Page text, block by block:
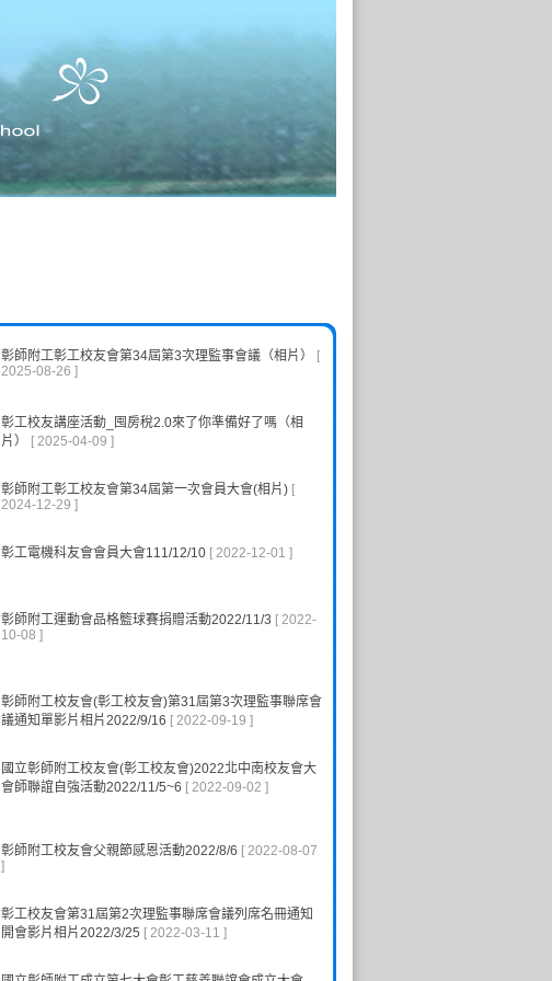
彰師附工彰工校友會第34屆第3次理監事會議（相片）
[
2025-08-26 ]
彰工校友講座活動_囤房稅2.0來了你準備好了嗎（相
片）
[ 2025-04-09 ]
彰師附工彰工校友會第34屆第一次會員大會(相片) [
2024-12-29 ]
彰工電機科友會會員大會111/12/10 [ 2022-12-01 ]
彰師附工運動會品格籃球賽捐贈活動2022/11/3 [ 2022-
10-08 ]
彰師附工校友會(彰工校友會)第31屆第3次理監事聯席會
議通知單影片相片2022/9/16 [ 2022-09-19 ]
國立彰師附工校友會(彰工校友會)2022北中南校友會大
會師聯誼自強活動2022/11/5~6 [ 2022-09-02 ]
彰師附工校友會父親節感恩活動2022/8/6 [ 2022-08-07
]
彰工校友會第31屆第2次理監事聯席會議列席名冊通知
開會影片相片2022/3/25 [ 2022-03-11 ]